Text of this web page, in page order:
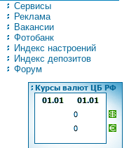
Сервисы
Реклама
Вакансии
Фотобанк
Индекс настроений
Индекс депозитов
Форум